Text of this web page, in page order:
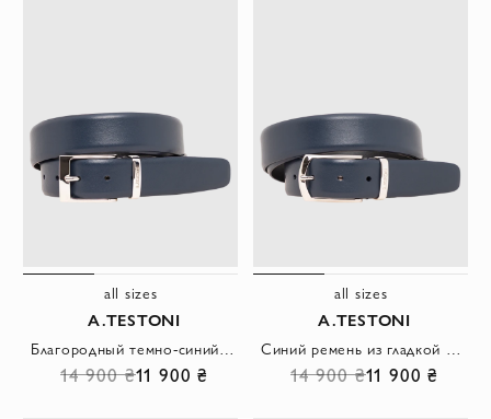
all sizes
A.TESTONI
14 900 ₴11 900 ₴
all sizes
A.TESTONI
14 900 ₴11 900 ₴